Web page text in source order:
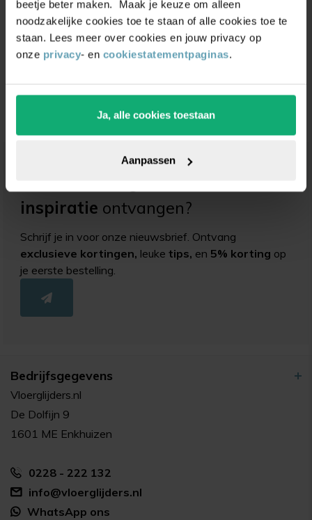
beetje beter maken. Maak je keuze om alleen
noodzakelijke cookies toe te staan of alle cookies toe te
staan. Lees meer over cookies en jouw privacy op
onze privacy- en cookiestatementpaginas.
Ja, alle cookies toestaan
Aanpassen
Meubelwiel inline 50
mm zacht loopvlak met
inspiratie ontvangen?
Schrijf je in voor onze nieuwsbrief. Ontvang
exclusieve kortingen, leuketips, en 5% korting op
je eerste bestelling.
Bedrijfsgegevens
Vloerglijders.nl
De Dolfijn 9
1601 ME Enkhuizen
0228 - 222 132
info@vloerglijders.nl
WhatsApp ons